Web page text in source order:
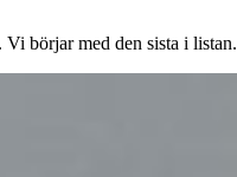
börjar med den sista i listan.